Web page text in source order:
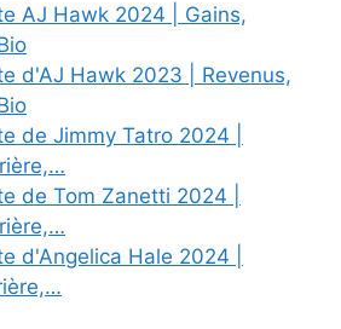
AJ Hawk 2024 | Gains,
d'AJ Hawk 2023 | Revenus,
de Jimmy Tatro 2024 |
de Tom Zanetti 2024 |
d'Angelica Hale 2024 |